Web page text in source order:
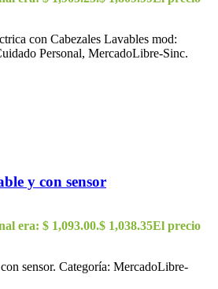
con Cabezales Lavables mod:
Personal, MercadoLibre-Sinc.
y con sensor
era: $ 1,093.00.$ 1,038.35El precio
sensor. Categoría: MercadoLibre-